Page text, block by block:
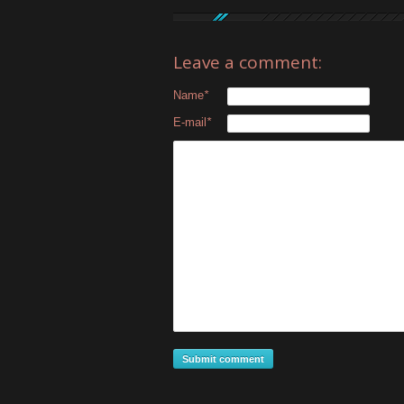
Leave a comment:
Name*
E-mail *
Submit comment